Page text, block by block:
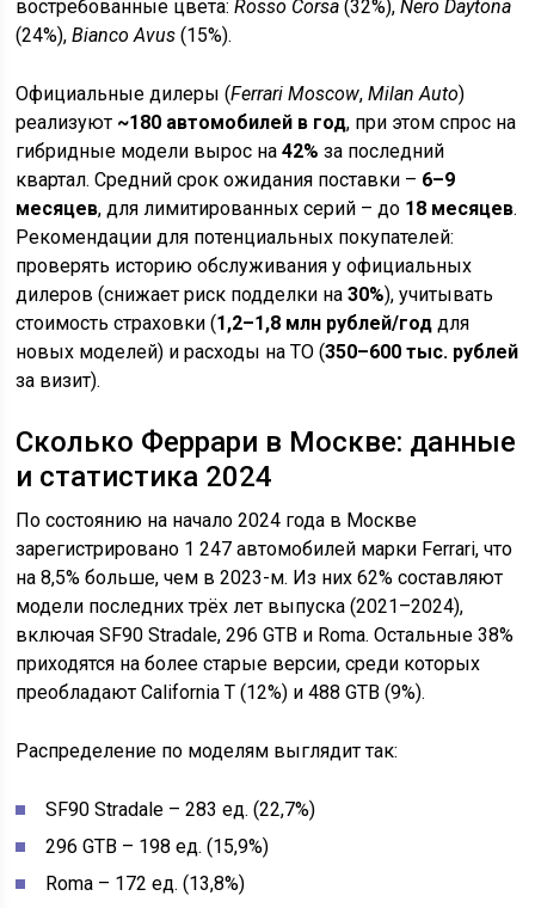
востребованные цвета:Rosso Corsa (32%),Nero Daytona
(24%),Bianco Avus (15%).
Официальные дилеры (Ferrari Moscow,Milan Auto)
реализуют ~180 автомобилей в год, при этом спрос на
гибридные модели вырос на42% за последний
квартал. Средний срок ожидания поставки – 6–9
месяцев, для лимитированных серий – до 18 месяцев.
Рекомендации для потенциальных покупателей:
проверять историю обслуживания у официальных
дилеров (снижает риск подделки на30%), учитывать
стоимость страховки (1,2–1,8 млн рублей/год для
новых моделей) и расходы на ТО (350–600 тыс. рублей
за визит).
Сколько Феррари в Москве: данные
и статистика 2024
По состоянию на начало 2024 года в Москве
зарегистрировано 1 247 автомобилей марки Ferrari, что
на 8,5% больше, чем в 2023-м. Из них 62% составляют
модели последних трёх лет выпуска (2021–2024),
включая SF90 Stradale, 296 GTB и Roma. Остальные 38%
приходятся на более старые версии, среди которых
преобладают California T (12%) и 488 GTB (9%).
Распределение по моделям выглядит так:
SF90 Stradale – 283 ед. (22,7%)
296 GTB – 198 ед. (15,9%)
Roma – 172 ед. (13,8%)